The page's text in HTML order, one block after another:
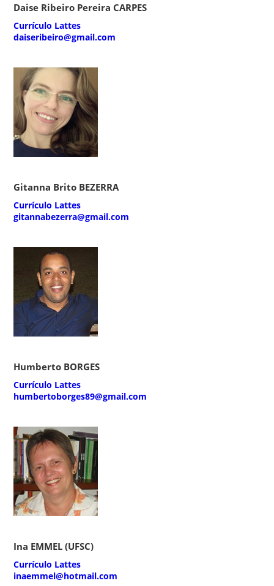
Daise Ribeiro Pereira CARPES
Currículo Lattes
daiseribeiro@gmail.com
Gitanna Brito BEZERRA
Currículo Lattes
gitannabezerra@gmail.com
Humberto BORGES
Currículo Lattes
humbertoborges89@gmail.com
Ina EMMEL (UFSC)
Currículo Lattes
inaemmel@hotmail.com